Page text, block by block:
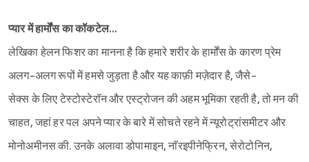
प्यार में हार्मोंस का कॉकटेल…
लेखिका हेलन फिशर का मानना है कि हमारे शरीर के हार्मोंस के कारण प्रेम
अलग-अलग रूपों में हमसे जुड़ता है और यह काफ़ी मज़ेदार है, जैसे-
सेक्स के लिए टेस्टोस्टेरॉन और एस्ट्रोजन की अहम भूमिका रहती है, तो मन की
चाहत, जहां हर पल अपने प्यार के बारे में सोचते रहने में न्यूरोट्रांसमीटर और
मोनोअमीनस की. उनके अलावा डोपामाइन, नाॅरइपीनेफ्रिन, सेरोटोनिन,